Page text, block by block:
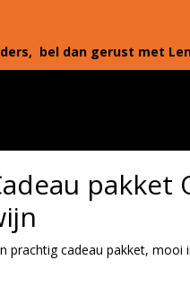
bel dan gerust met
prachtig cadeau pakket, mooi